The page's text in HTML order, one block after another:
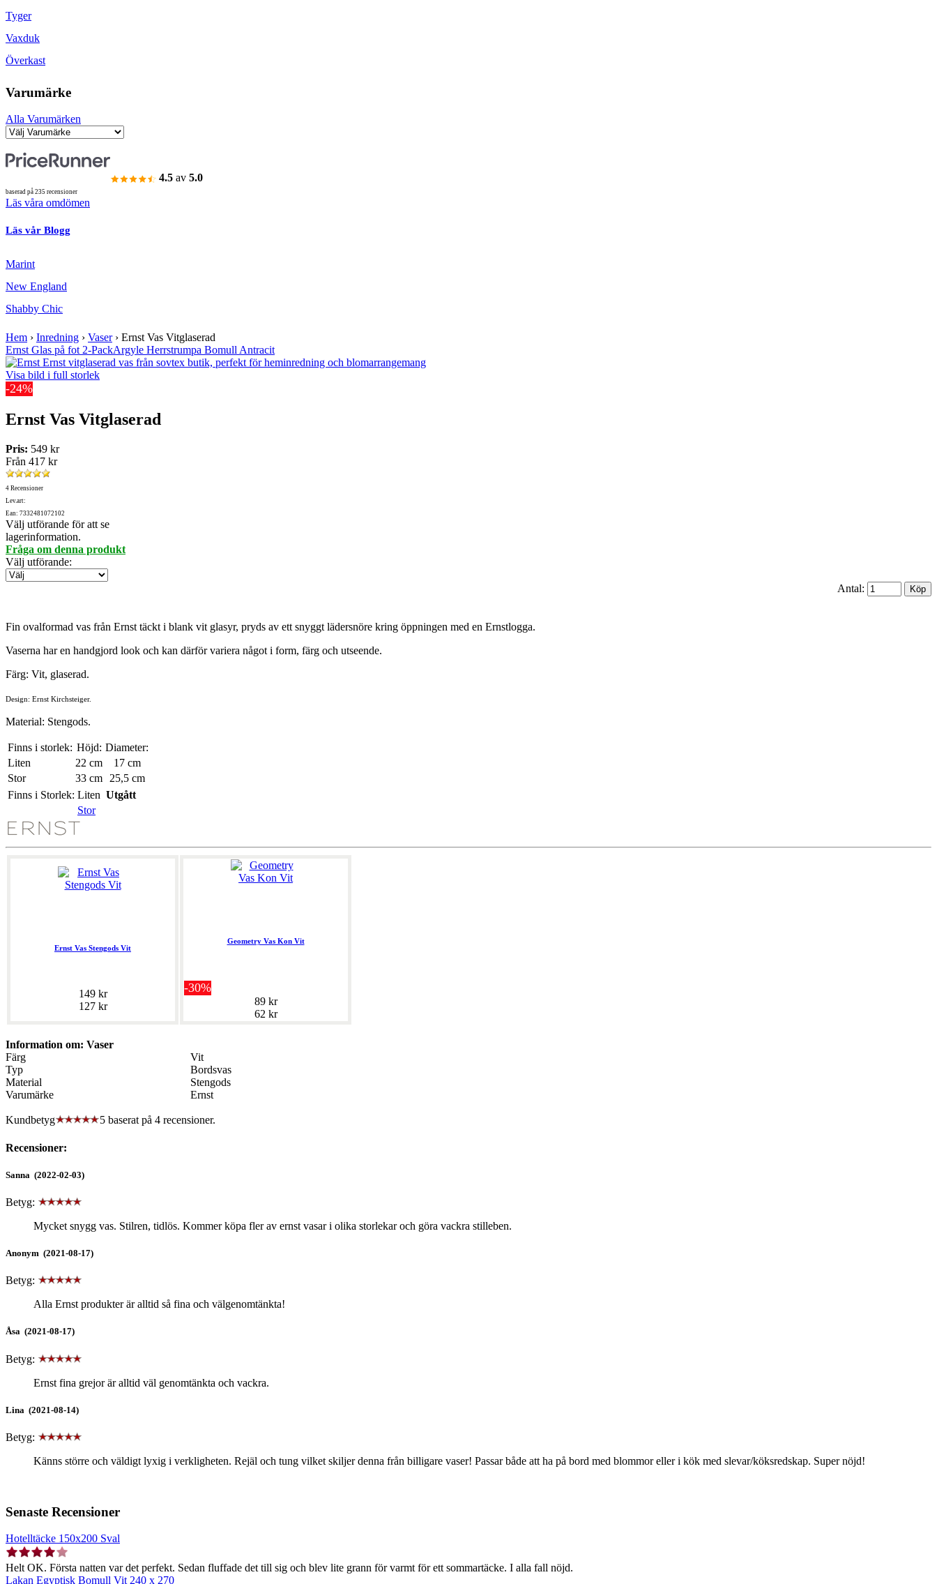
Tyger
Vaxduk
Överkast
Varumärke
Alla Varumärken
4.5 av 5.0
baserad på 235 recensioner
Läs våra omdömen
Läs vår Blogg
Marint
New England
Shabby Chic
Hem › Inredning › Vaser› Ernst Vas Vitglaserad
Ernst Glas på fot 2-PackArgyle Herrstrumpa Bomull Antracit
Visa bild i full storlek
-24%
Ernst Vas Vitglaserad
Pris: 549 kr
Från 417 kr
4 Recensioner
Lev.art:
Ean: 7332481072102
Välj utförande för att se
lagerinformation.
Fråga om denna produkt
Välj utförande:
Antal:
Fin ovalformad vas från Ernst täckt i blank vit glasyr, pryds av ett snyggt lädersnöre kring öppningen med en Ernstlogga.
Vaserna har en handgjord look och kan därför variera något i form, färg och utseende.
Färg: Vit, glaserad.
Design: Ernst Kirchsteiger.
Material: Stengods.
Finns i storlek: Höjd: Diameter:
Liten
22 cm
17 cm
Stor
33 cm
25,5 cm
Finns i Storlek: Liten Utgått
Stor
Ernst Vas Stengods Vit
149 kr
127 kr
Geometry Vas Kon Vit
-30%
89 kr
62 kr
Information om: Vaser
Färg
Vit
Typ
Bordsvas
Material
Stengods
Varumärke
Ernst
Kundbetyg 5 baserat på 4 recensioner.
Recensioner:
Sanna (2022-02-03)
Betyg:
Mycket snygg vas. Stilren, tidlös. Kommer köpa fler av ernst vasar i olika storlekar och göra vackra stilleben.
Anonym (2021-08-17)
Betyg:
Alla Ernst produkter är alltid så fina och välgenomtänkta!
Åsa (2021-08-17)
Betyg:
Ernst fina grejor är alltid väl genomtänkta och vackra.
Lina (2021-08-14)
Betyg:
Känns större och väldigt lyxig i verkligheten. Rejäl och tung vilket skiljer denna från billigare vaser! Passar både att ha på bord med blommor eller i kök med slevar/köksredskap. Super nöjd!
Senaste Recensioner
Hotelltäcke 150x200 Sval
Helt OK. Första natten var det perfekt. Sedan fluffade det till sig och blev lite grann för varmt för ett sommartäcke. I alla fall nöjd.
Lakan Egyptisk Bomull Vit 240 x 270